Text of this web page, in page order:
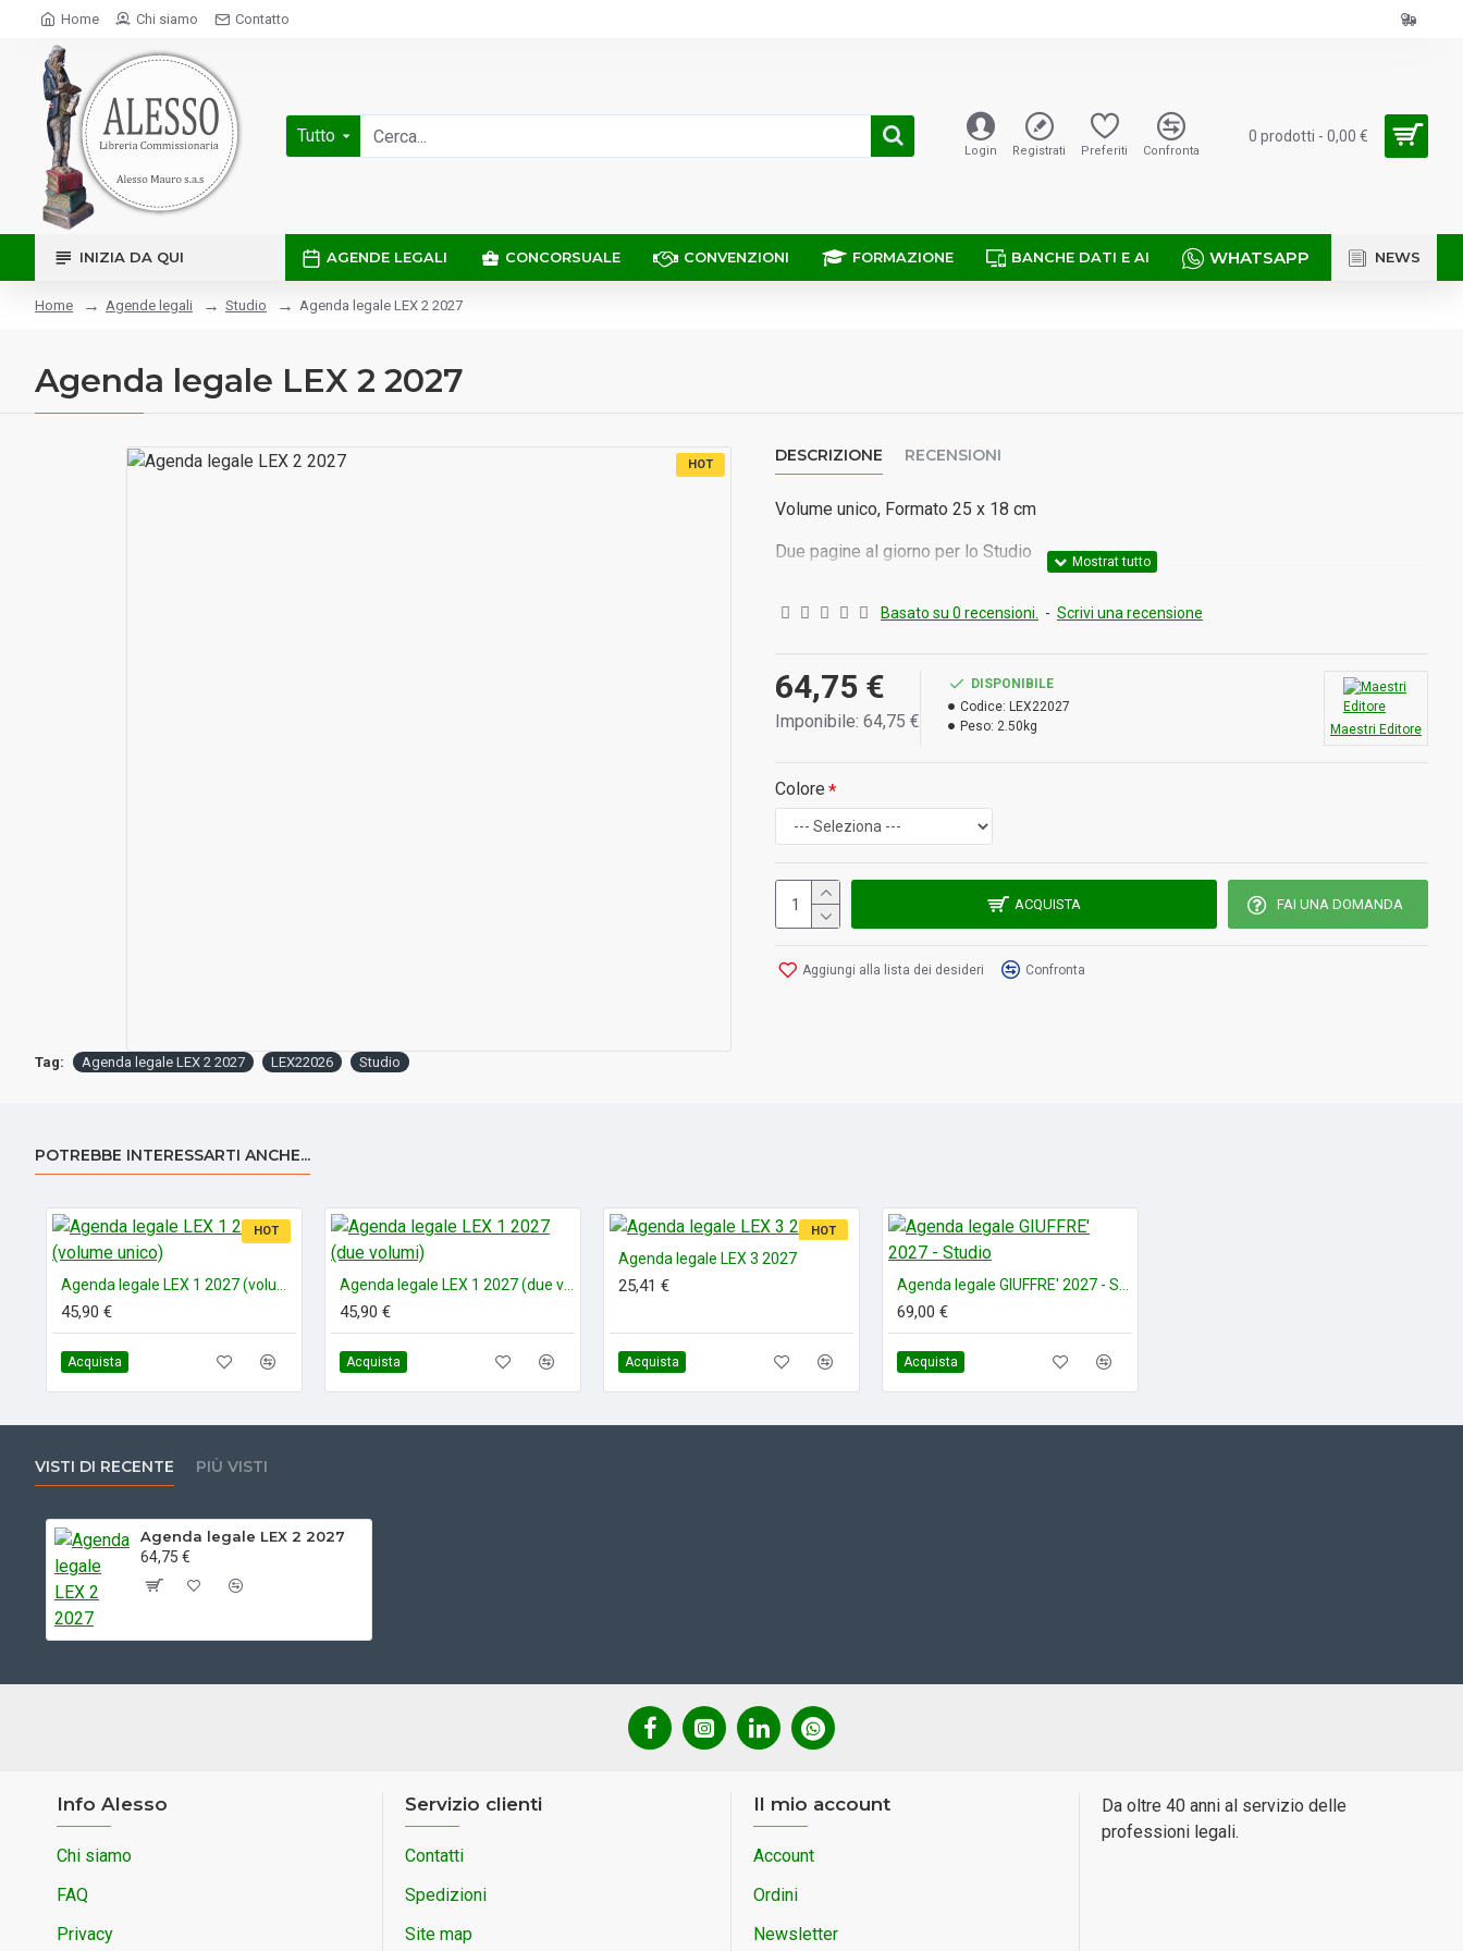
Home Chi siamo Contatto
Tutto
Login Registrati Preferiti Confronta
0 prodotti - 0,00 €
INIZIA DA QUI AGENDE LEGALI CONCORSUALE CONVENZIONI FORMAZIONE BANCHE DATI E AI WHATSAPP NEWS
Home Agende legali Studio Agenda legale LEX 2 2027
Agenda legale LEX 2 2027
HOT DESCRIZIONE RECENSIONI
Volume unico, Formato 25 x 18 cm
Due pagine al giorno per lo Studio
COPERTINE IN SKIVERTEX - ANGOLARI COLORE ORO - DOPPIO NASTRINO
TERMOSALDATO - CAPITELLI IN TINTA CON IL COLORE DELL' AGENDA - RIFINITE A
MANO
* Prodotto con iva
Basato su 0 recensioni. - Scrivi una recensione
64,75 €
Imponibile: 64,75 €
DISPONIBILE
Codice: LEX22027
Peso: 2.50kg Maestri Editore
Colore
ACQUISTA FAI UNA DOMANDA
Aggiungi alla lista dei desideri Confronta
Tag: Agenda legale LEX 2 2027 LEX22026 Studio
POTREBBE INTERESSARTI ANCHE...
HOT
45,90 €
Acquista
Agenda legale LEX 1 2027 (due volumi)
45,90 €
Acquista
HOT
Agenda legale LEX 3 2027
25,41 €
Acquista
69,00 €
Acquista
VISTI DI RECENTE PIÙ VISTI
Agenda legale LEX 2 2027
64,75 €
Info Alesso
Chi siamo
FAQ
Privacy
Servizio clienti
Contatti
Spedizioni
Site map
Il mio account
Account
Ordini
Newsletter
Da oltre 40 anni al servizio delle
professioni legali.